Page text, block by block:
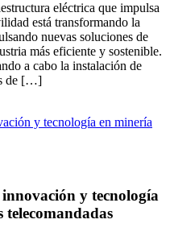
eléctrica que impulsa
está transformando la
nuevas soluciones de
más eficiente y sostenible.
a cabo la instalación de
de […]
y tecnología